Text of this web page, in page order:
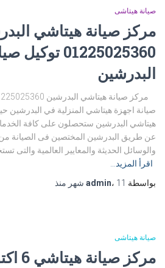
صيانة هيتاشى
مركز صيانة هيتاشي
01225025360
البدرشين
صيانة اجهزة هيتاشي المنزلية في البدرشين
هيتاشي البدرشين ستحصلون على كافة
عن طريق البدرشين المختصين فى الصيانة من
والوسائل الحديثة والمعايير العالمية والتى
اقرأ المزيد…
بواسطة
admin، 11 شهر منذ
صيانة هيتاشى
مركز صيانة